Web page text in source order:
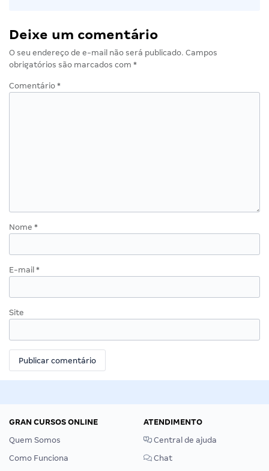
Deixe um comentário
O seu endereço de e-mail não será publicado. Campos
obrigatórios são marcados com *
Comentário *
Nome *
E-mail *
Site
GRAN CURSOS ONLINE
Quem Somos
Como Funciona
ATENDIMENTO
Central de ajuda
Chat